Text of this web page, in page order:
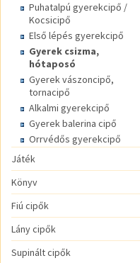
Puhatalpú gyerekcipő /
Kocsicipő
Első lépés gyerekcipő
Gyerek csizma,
hótaposó
Gyerek vászoncipő,
tornacipő
Alkalmi gyerekcipő
Gyerek balerina cipő
Orrvédős gyerekcipő
Játék
Könyv
Fiú cipők
Lány cipők
Supinált cipők